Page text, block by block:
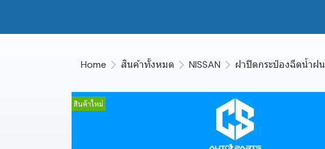
Home สินค้าทั้งหมด NISSAN ฝาปิดกระป๋องฉีดน้ำฝน
สินค้าใหม่